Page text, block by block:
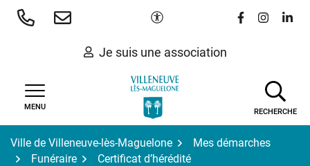
Aller
Paramètres d'accessibilité
Lien vers le
Lien vers
Lien
Je suis une association
MENU
RECHERCHE
Ville de Villeneuve-lès-Maguelone
Mes démarches
Funéraire
Certificat d’hérédité